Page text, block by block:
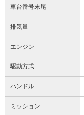
車台番号末尾
排気量
エンジン
駆動方式
ハンドル
ミッション